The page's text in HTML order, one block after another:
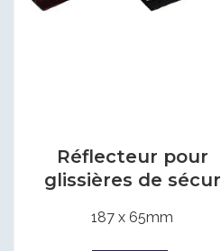
Réflecteur pour
glissières de sécur
187 x 65mm